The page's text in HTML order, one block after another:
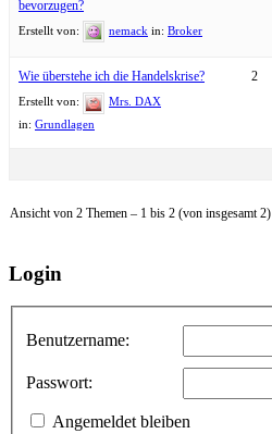
bevorzugen?
Erstellt von: nemack in: Broker
Wie überstehe ich die Handelskrise?
Erstellt von:
Mrs. DAX
in: Grundlagen
2
Ansicht von 2 Themen – 1 bis 2 (von insgesamt 2)
Login
Benutzername:
Passwort:
Angemeldet bleiben